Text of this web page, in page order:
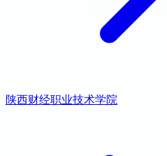
陕西财经职业技术学院